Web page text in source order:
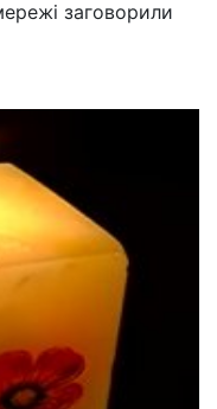
заговорили